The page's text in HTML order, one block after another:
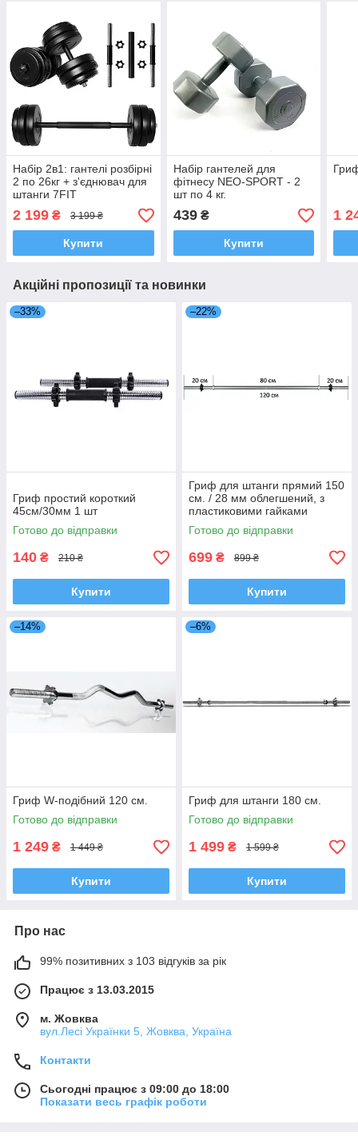
Набір 2в1: гантелі розбірні
2 по 26кг + з'єднювач для
штанги 7FIT
2 199 ₴ 3 199 ₴
Купити
Набір гантелей для
фітнесу NEO-SPORT - 2
шт по 4 кг.
439₴
Купити
1
Акційні пропозиції та новинки
–33%
Гриф простий короткий
45см/30мм 1 шт
Готово до відправки
140 ₴ 210 ₴
Купити
–22%
Гриф для штанги прямий 150
см. / 28 мм облегшений, з
пластиковими гайками
Готово до відправки
699 ₴ 899 ₴
Купити
–14%
Гриф W-подібний 120 см.
Готово до відправки
1 249 ₴ 1 449 ₴
Купити
–6%
Гриф для штанги 180 см.
Готово до відправки
1 499 ₴ 1 599 ₴
Купити
Про нас
99% позитивних з 103 відгуків за рік
Працює з 13.03.2015
м. Жовква
вул.Лесі Українки 5, Жовква, Україна
Контакти
Сьогодні працює з 09:00 до 18:00
Показати весь графік роботи